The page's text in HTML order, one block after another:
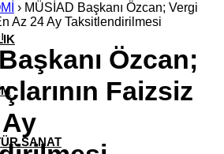
SANAT
› MÜSİAD Başkanı Özcan; Vergi
Az 24 Ay Taksitlendirilmesi
Özcan;
Faizsiz